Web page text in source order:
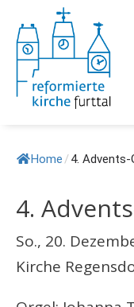
zum
Inhalt
Home /4.
4.
So., 20.
Kirche